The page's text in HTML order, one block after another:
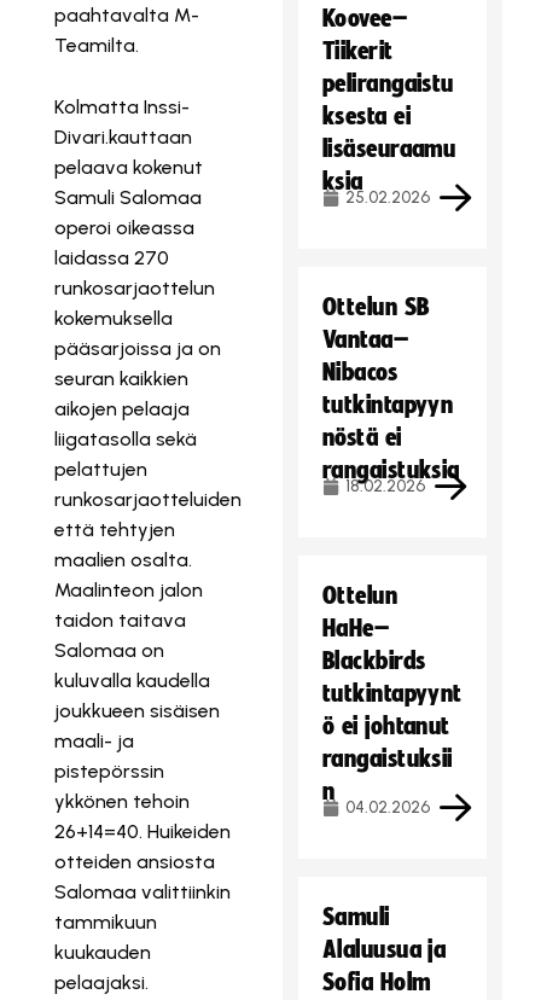
paahtavalta M-
Teamilta.
Kolmatta Inssi-
Divari.kauttaan
pelaava kokenut
Samuli Salomaa
operoi oikeassa
laidassa 270
runkosarjaottelun
kokemuksella
pääsarjoissa ja on
seuran kaikkien
aikojen pelaaja
liigatasolla sekä
pelattujen
runkosarjaotteluiden
että tehtyjen
maalien osalta.
Maalinteon jalon
taidon taitava
Salomaa on
kuluvalla kaudella
joukkueen sisäisen
maali- ja
pistepörssin
ykkönen tehoin
26+14=40. Huikeiden
otteiden ansiosta
Salomaa valittiinkin
tammikuun
kuukauden
pelaajaksi.
Koovee–
Tiikerit
pelirangaistu
ksesta ei
lisäseuraamu
ksia
25.02.2026
Ottelun SB
Vantaa–
Nibacos
tutkintapyyn
nöstä ei
rangaistuksia
18.02.2026
Ottelun
HaHe–
Blackbirds
tutkintapyynt
ö ei johtanut
rangaistuksii
n
04.02.2026
Samuli
Alaluusua ja
Sofia Holm